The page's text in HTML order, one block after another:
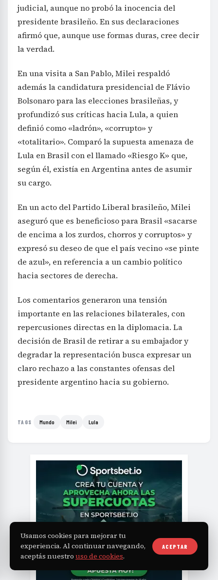
judicial, aunque no probó la inocencia del
presidente brasileño. En sus declaraciones
afirmó que, aunque use formas duras, cree decir
la verdad.
En una visita a San Pablo, Milei respaldó
además la candidatura presidencial de Flávio
Bolsonaro para las elecciones brasileñas, y
profundizó sus críticas hacia Lula, a quien
definió como «ladrón», «corrupto» y
«totalitario». Comparó la supuesta amenaza de
Lula en Brasil con el llamado «Riesgo K» que,
según él, existía en Argentina antes de asumir
su cargo.
En un acto del Partido Liberal brasileño, Milei
aseguró que es beneficioso para Brasil «sacarse
de encima a los zurdos, chorros y corruptos» y
expresó su deseo de que el país vecino «se pinte
de azul», en referencia a un cambio político
hacia sectores de derecha.
Los comentarios generaron una tensión
importante en las relaciones bilaterales, con
repercusiones directas en la diplomacia. La
decisión de Brasil de retirar a su embajador y
degradar la representación busca expresar un
claro rechazo a las constantes ofensas del
presidente argentino hacia su gobierno.
TAGS Mundo Milei Lula
Usamos cookies para mejorar tu
experiencia. Al continuar navegando,
aceptás nuestro uso de cookies.
ACEPTAR